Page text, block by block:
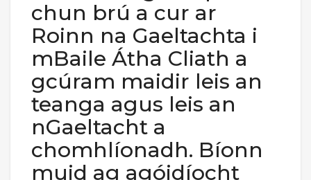
chun brú a cur ar
Roinn na Gaeltachta i
mBaile Átha Cliath a
gcúram maidir leis an
teanga agus leis an
nGaeltacht a
chomhlíonadh. Bíonn
muid ag agóidíocht